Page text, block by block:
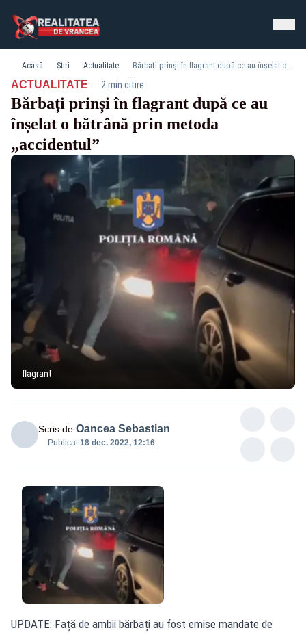
Acasă Știri Actualitate Bărbați prinși în flagrant după ce au înșelat o bătrână prin metoda „accidentul”
ACTUALITATE· 2 min citire
Bărbați prinși în flagrant după ce au
înșelat o bătrână prin metoda
„accidentul”
flagrant
Scris de Oancea Sebastian
Publicat:18 dec. 2022, 12:16
UPDATE: Față de ambii bărbați au fost emise mandate de